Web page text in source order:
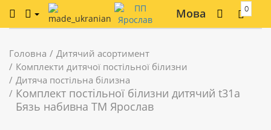
Мова 0
Головна
Дитячий асортимент
Комплекти дитячої постільної білизни
Дитяча постільна білизна
Комплект постільної білизни дитячий t31a
Бязь набивна ТМ Ярослав